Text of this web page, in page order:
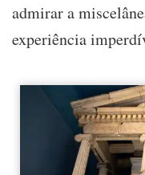
admirar a
experiência